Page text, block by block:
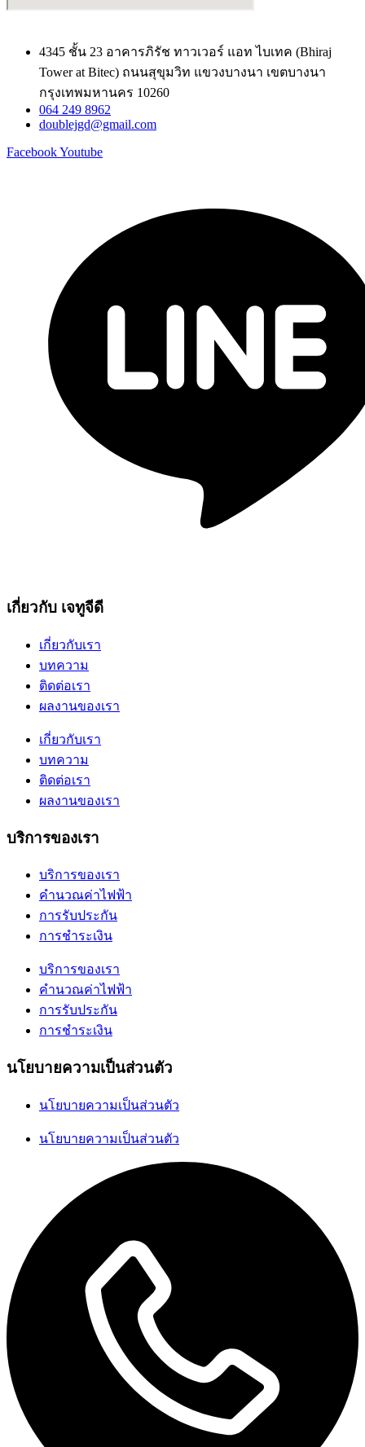
4345 ชั้น 23 อาคารภิรัช ทาวเวอร์ แอท ไบเทค (Bhiraj
Tower at Bitec) ถนนสุขุมวิท แขวงบางนา เขตบางนา
กรุงเทพมหานคร 10260
064 249 8962
doublejgd@gmail.com
FacebookYoutube
เกี่ยวกับ เจทูจีดี
เกี่ยวกับเรา
บทความ
ติดต่อเรา
ผลงานของเรา
เกี่ยวกับเรา
บทความ
ติดต่อเรา
ผลงานของเรา
บริการของเรา
บริการของเรา
คำนวณค่าไฟฟ้า
การรับประกัน
การชำระเงิน
บริการของเรา
คำนวณค่าไฟฟ้า
การรับประกัน
การชำระเงิน
นโยบายความเป็นส่วนตัว
นโยบายความเป็นส่วนตัว
นโยบายความเป็นส่วนตัว